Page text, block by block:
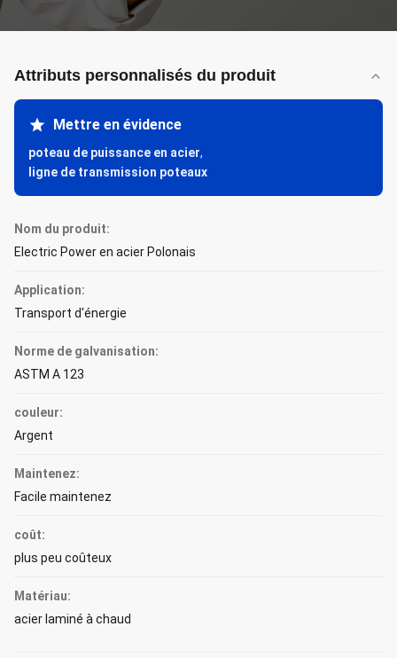
Attributs personnalisés du produit
Mettre en évidence
poteau de puissance en acier,
ligne de transmission poteaux
Nom du produit:
Electric Power en acier Polonais
Application:
Transport d'énergie
Norme de galvanisation:
ASTM A 123
couleur:
Argent
Maintenez:
Facile maintenez
coût:
plus peu coûteux
Matériau:
acier laminé à chaud